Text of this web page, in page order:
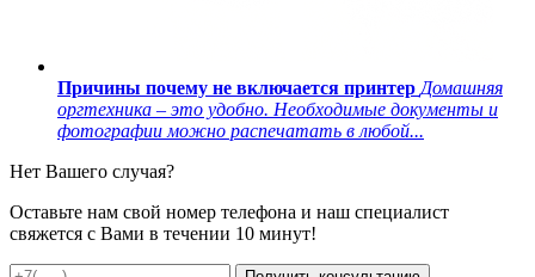
Причины почему не включается принтер Домашняя
оргтехника – это удобно. Необходимые документы и
фотографии можно распечатать в любой...
Нет Вашего случая?
Оставьте нам свой номер телефона и наш специалист
свяжется с Вами в течении 10 минут!